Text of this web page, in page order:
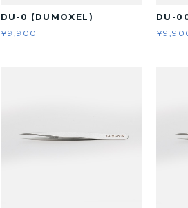
DU-0 (DUMOXEL)
¥9,900
DU-